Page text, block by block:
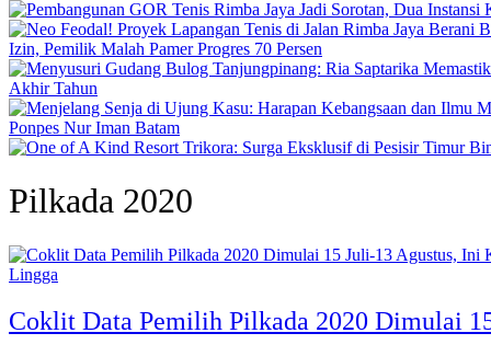
Izin, Pemilik Malah Pamer Progres 70 Persen
Akhir Tahun
Ponpes Nur Iman Batam
Pilkada 2020
Lingga
Coklit Data Pemilih Pilkada 2020 Dimulai